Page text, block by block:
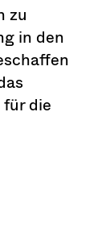
zu
in den
die